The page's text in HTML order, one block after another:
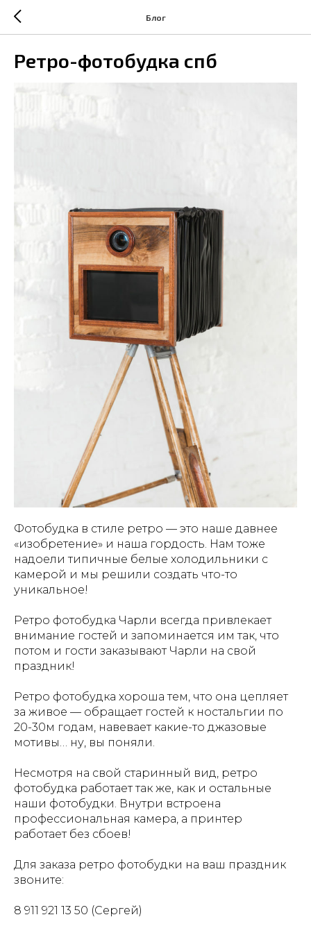
Блог
Ретро-фотобудка спб
Фотобудка в стиле ретро — это наше давнее
«изобретение» и наша гордость. Нам тоже
надоели типичные белые холодильники с
камерой и мы решили создать что-то
уникальное!
Ретро фотобудка Чарли всегда привлекает
внимание гостей и запоминается им так, что
потом и гости заказывают Чарли на свой
праздник!
Ретро фотобудка хороша тем, что она цепляет
за живое — обращает гостей к ностальгии по
20-30м годам, навевает какие-то джазовые
мотивы… ну, вы поняли.
Несмотря на свой старинный вид, ретро
фотобудка работает так же, как и остальные
наши фотобудки. Внутри встроена
профессиональная камера, а принтер
работает без сбоев!
Для заказа ретро фотобудки на ваш праздник
звоните:
8 911 921 13 50 (Сергей)